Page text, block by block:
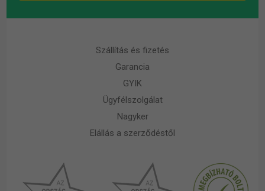
Szállítás és fizetés
Garancia
GYIK
Ügyfélszolgálat
Nagyker
Elállás a szerződéstől